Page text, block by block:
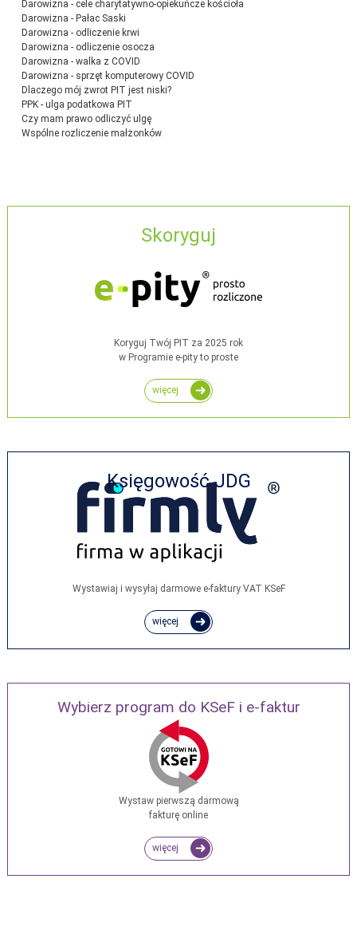
Darowizna - cele charytatywno-opiekuńcze kościoła
Darowizna - Pałac Saski
Darowizna - odliczenie krwi
Darowizna - odliczenie osocza
Darowizna - walka z COVID
Darowizna - sprzęt komputerowy COVID
Dlaczego mój zwrot PIT jest niski?
PPK - ulga podatkowa PIT
Czy mam prawo odliczyć ulgę
Wspólne rozliczenie małżonków
Skoryguj
Koryguj Twój PIT za 2025 rok
w Programie e-pity to proste
więcej
Księgowość JDG
Wystawiaj i wysyłaj darmowe e‑faktury VAT KSeF
więcej
Wybierz program do KSeF i e-faktur
Wystaw pierwszą darmową
fakturę online
więcej